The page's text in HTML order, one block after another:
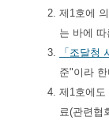
2. 제1호에
는 바에
3.
「조달청
준"이라
4. 제1호에도
료(관련협